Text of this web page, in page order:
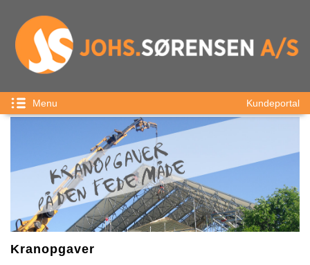
Menu Kundeportal
Kranopgaver